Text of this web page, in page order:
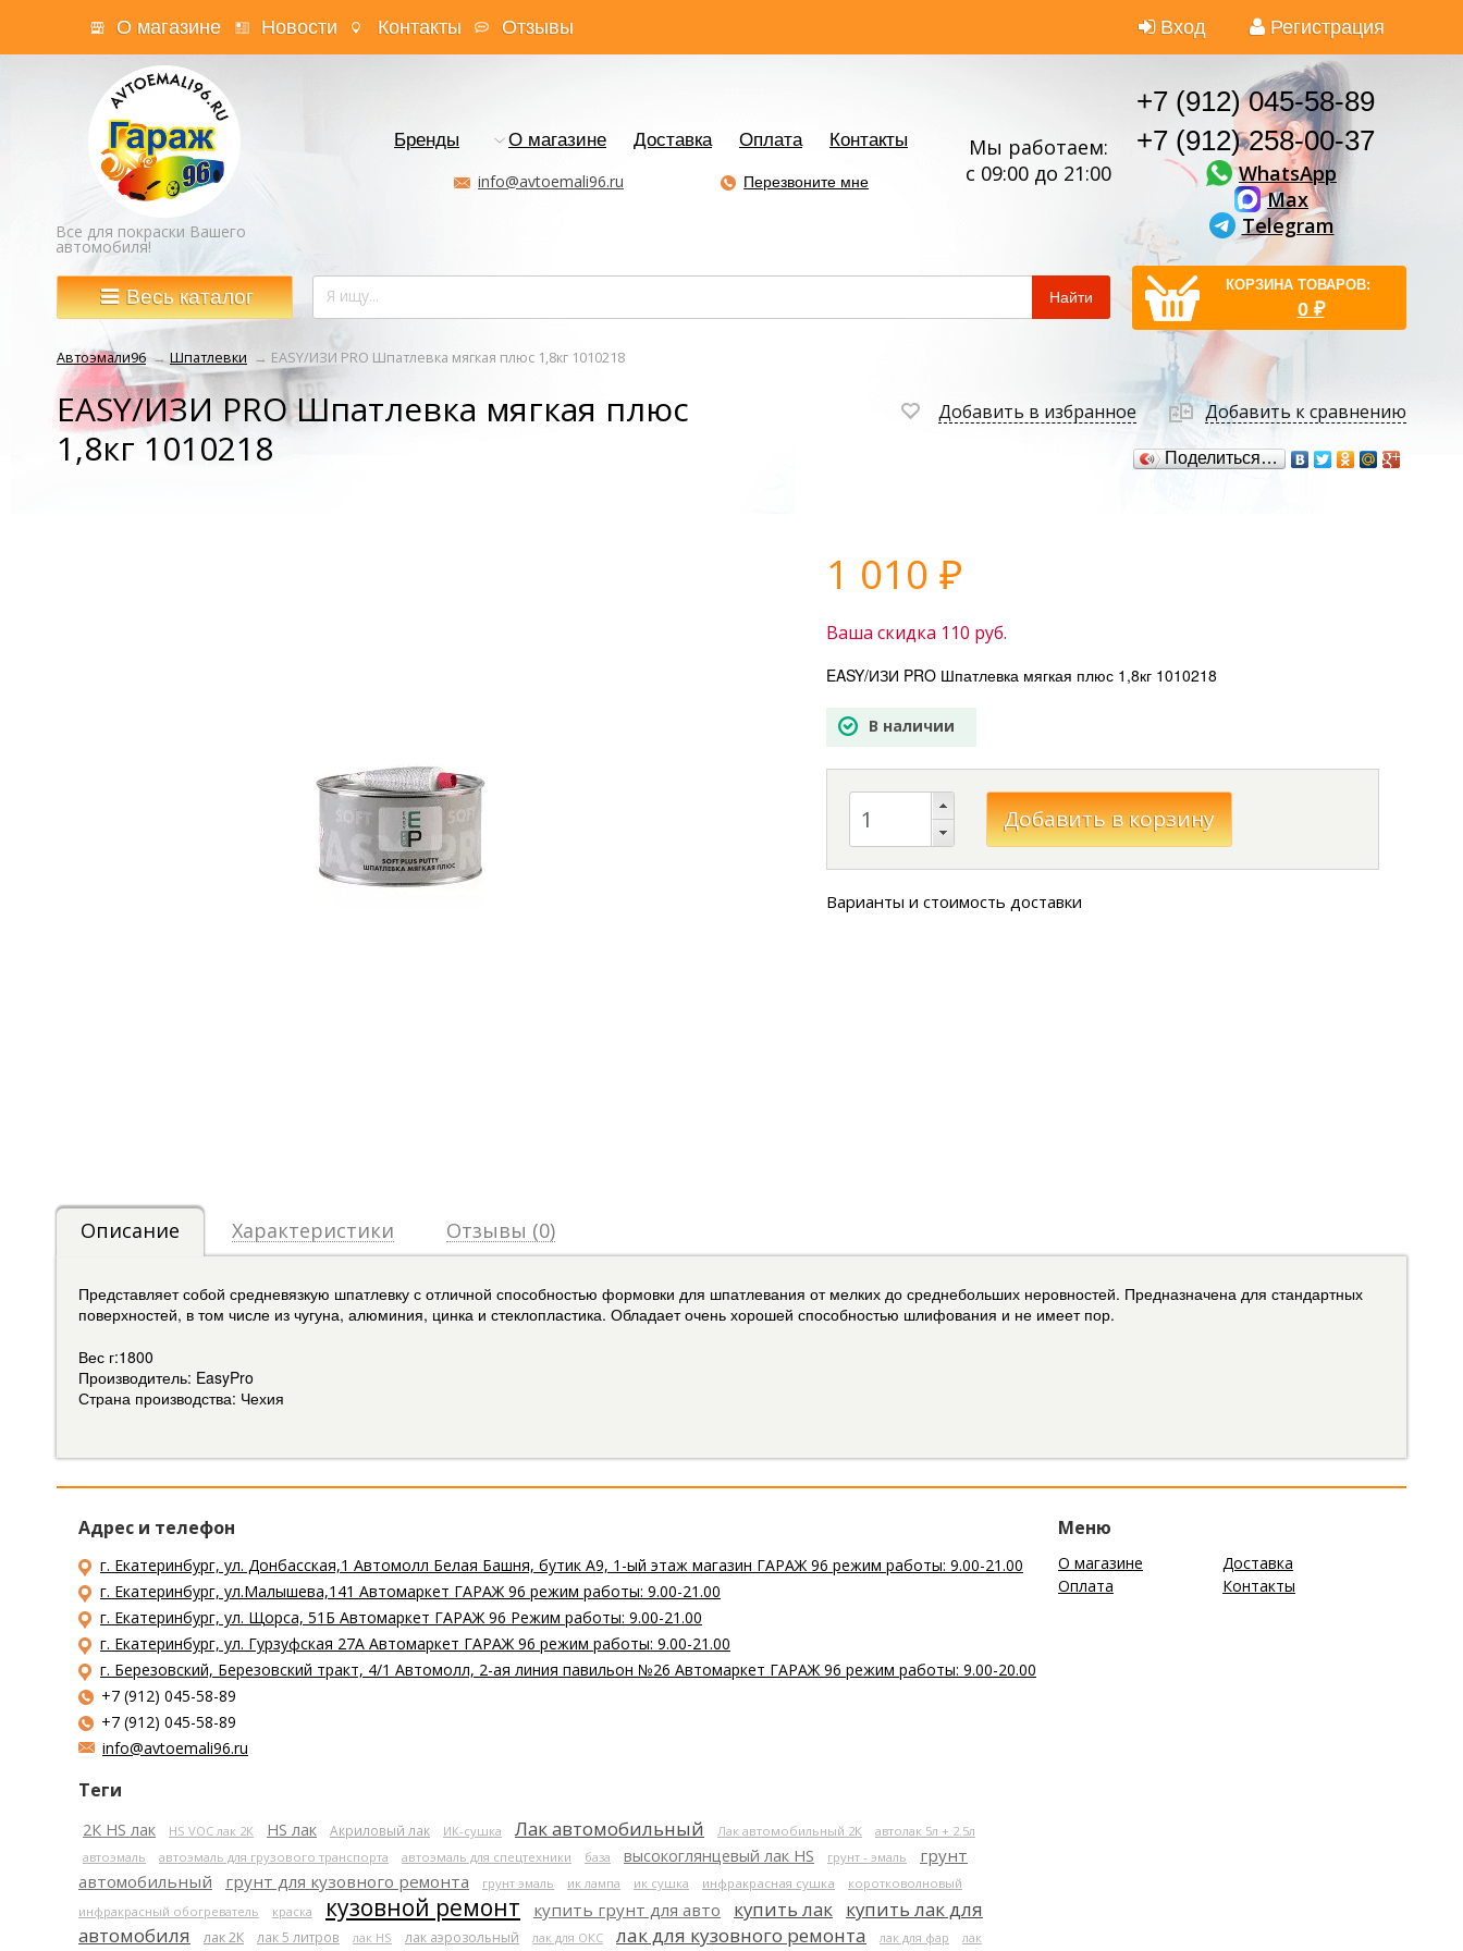
Вход Регистрация
О магазине Новости Контакты Отзывы
Все для покраски Вашего
автомобиля!
Бренды О магазине Доставка Оплата
Контакты
info@avtoemali96.ru
Перезвоните мне
Мы работаем:
с 09:00 до 21:00
+7 (912) 045-58-89
+7 (912) 258-00-37
WhatsApp
Max
Telegram
Весь каталог Найти
КОРЗИНА ТОВАРОВ:
0 ₽
Автоэмали96 →Шпатлевки → EASY/ИЗИ PRO Шпатлевка мягкая плюс 1,8кг 1010218
EASY/ИЗИ PRO Шпатлевка мягкая плюс
1,8кг 1010218
Добавить в избранное Добавить к сравнению
Поделиться…
1 010 ₽
Ваша скидка 110 руб.
EASY/ИЗИ PRO Шпатлевка мягкая плюс 1,8кг 1010218
В наличии
Варианты и стоимость доставки
Описание Характеристики Отзывы (0)
Представляет собой средневязкую шпатлевку с отличной способностью формовки для шпатлевания от мелких до среднебольших неровностей. Предназначена для стандартных
поверхностей, в том числе из чугуна, алюминия, цинка и стеклопластика. Обладает очень хорошей способностью шлифования и не имеет пор.
Вес г:1800
Производитель: EasyPro
Страна производства: Чехия
Адрес и телефон
г. Екатеринбург, ул. Донбасская,1 Автомолл Белая Башня, бутик А9, 1-ый этаж магазин ГАРАЖ 96 режим работы: 9.00-21.00
г. Екатеринбург, ул.Малышева,141 Автомаркет ГАРАЖ 96 режим работы: 9.00-21.00
г. Екатеринбург, ул. Щорса, 51Б Автомаркет ГАРАЖ 96 Режим работы: 9.00-21.00
г. Екатеринбург, ул. Гурзуфская 27А Автомаркет ГАРАЖ 96 режим работы: 9.00-21.00
г. Березовский, Березовский тракт, 4/1 Автомолл, 2-ая линия павильон №26 Автомаркет ГАРАЖ 96 режим работы: 9.00-20.00
+7 (912) 045-58-89
+7 (912) 045-58-89
info@avtoemali96.ru
Теги
2К HS лак HS VOC лак 2К HS лак Акриловый лак ИК-сушка Лак автомобильный Лак автомобильный 2К
автолак 5л + 2.5л
автоэмаль
автоэмаль для грузового транспорта автоэмаль для спецтехники база высокоглянцевый лак HS грунт - эмаль
грунт
автомобильный
грунт для кузовного ремонта грунт эмаль ик лампа ик сушка инфракрасная сушка
коротковолновый
инфракрасный обогреватель
краска кузовной ремонт купить грунт для авто купить лак купить лак для
автомобиля
лак 2К лак 5 литров лак HS лак аэрозольный лак для ОКС лак для кузовного ремонта лак для фар лак
Меню
О магазине
Доставка
Оплата
Контакты